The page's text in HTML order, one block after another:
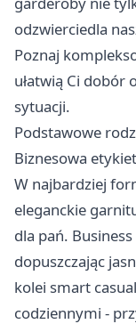
odzwierciedla
Poznaj
ułatwią Ci dobór
sytuacji.
Podstawowe
Biznesowa
W najbardziej
eleganckie
dla pań.
dopuszczając
kolei smart
codziennymi -